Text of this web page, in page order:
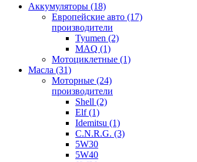
Аккумуляторы (18)
Европейские авто (17)
производители
Tyumen (2)
MAQ (1)
Мотоциклетные (1)
Масла (31)
Моторные (24)
производители
Shell (2)
Elf (1)
Idemitsu (1)
C.N.R.G. (3)
5W30
5W40